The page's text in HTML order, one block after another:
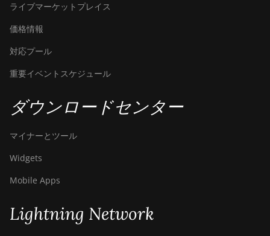
ライブマーケットプレイス
価格情報
対応プール
重要イベントスケジュール
ダウンロードセンター
マイナーとツール
Widgets
Mobile Apps
Lightning Network